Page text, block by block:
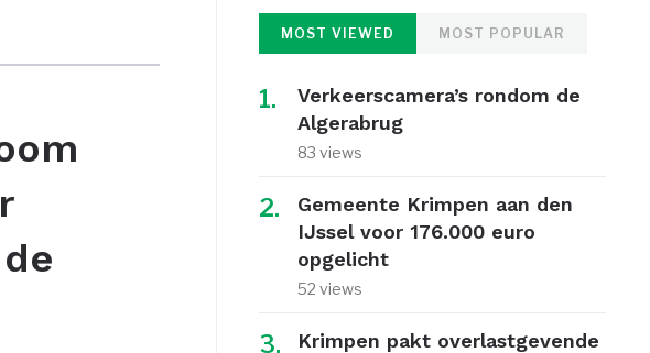
MOST VIEWED MOST POPULAR
Verkeerscamera’s rondom de
Algerabrug
83 views
Gemeente Krimpen aan den
IJssel voor 176.000 euro
opgelicht
52 views
Krimpen pakt overlastgevende